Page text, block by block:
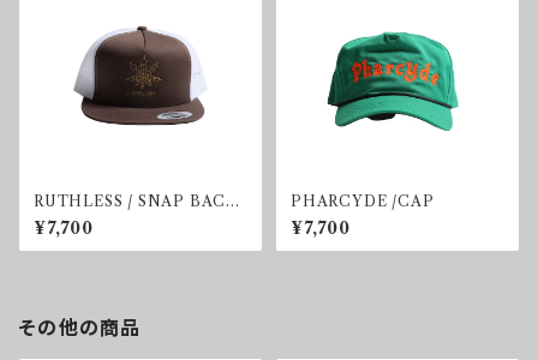
RUTHLESS / SNAP BACK
CAP
¥7,700
PHARCYDE /CAP
¥7,700
その他の商品